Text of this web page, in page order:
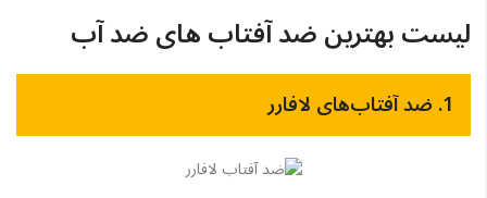
لیست بهترین ضد آفتاب های ضد آب
1. ضد آفتاب‌های لافارر